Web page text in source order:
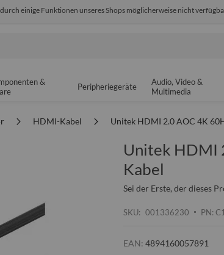
einige Funktionen unseres Shops möglicherweise nicht
&
Peripheriegeräte
Audio, Video &
Multimedia
HDMI-Kabel Unitek HDMI 2.0 AOC 4K
Unitek HDMI
Kabel
SKU 001336230 PN:
Sei der Erste, der dieses
EAN: 4894160057891